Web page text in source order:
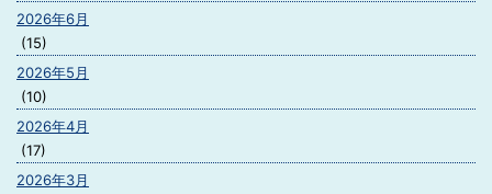
2026年6月
(15)
2026年5月
(10)
2026年4月
(17)
2026年3月